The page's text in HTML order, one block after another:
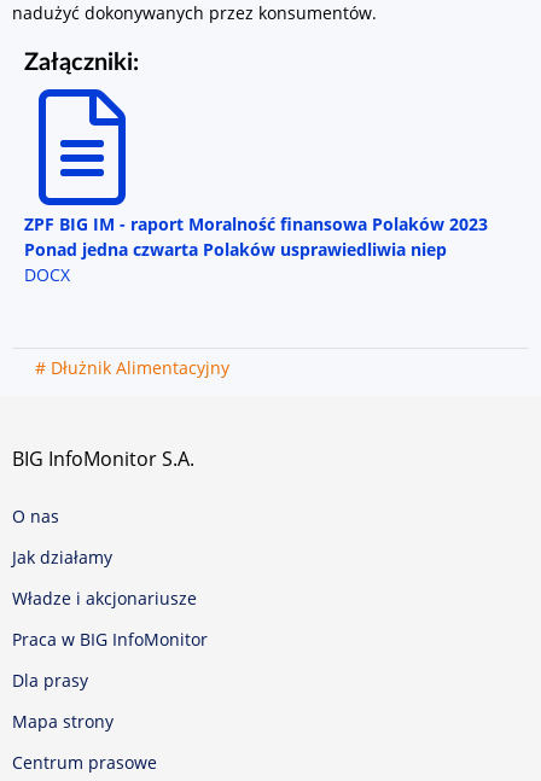
nadużyć dokonywanych przez konsumentów.
Załączniki:
ZPF BIG IM - raport Moralność finansowa Polaków 2023
Ponad jedna czwarta Polaków usprawiedliwia niep
DOCX
# Dłużnik Alimentacyjny
BIG InfoMonitor S.A.
O nas
Jak działamy
Władze i akcjonariusze
Praca w BIG InfoMonitor
Dla prasy
Mapa strony
Centrum prasowe